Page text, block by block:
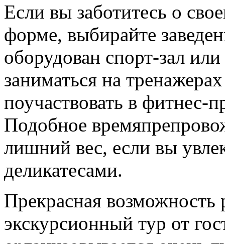
Если вы заботитесь о
форме, выбирайте
оборудован спорт-зал
заниматься на
поучаствовать в фитнес-
Подобное
лишний вес, если вы
деликатесами.
Прекрасная возможность
экскурсионный тур от